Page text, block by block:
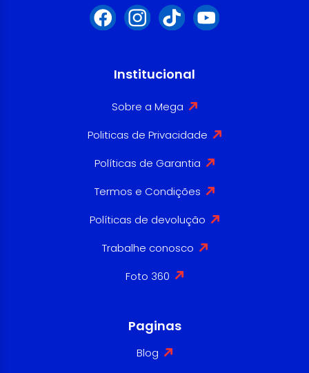
Institucional
Sobre a Mega
Politicas de Privacidade
Políticas de Garantia
Termos e Condições
Políticas de devolução
Trabalhe conosco
Foto 360
Paginas
Blog